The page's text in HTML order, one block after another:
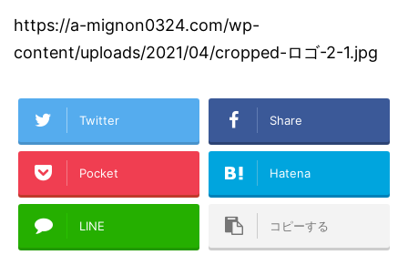
https://a-mignon0324.com/wp-
content/uploads/2021/04/cropped-ロゴ-2-1.jpg
Twitter Share
Pocket Hatena
LINE コピーする